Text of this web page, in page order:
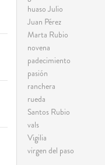
huaso Julio
Juan Pérez
Marta Rubio
novena
padecimiento
pasión
ranchera
rueda
Santos Rubio
vals
Vigilia
virgen del paso